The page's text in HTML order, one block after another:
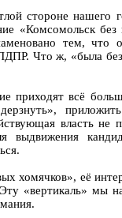
стороне нашего
«Комсомольск
тем, что
Что ж, «была
приходят всё
власть не
хомячков», её
«вертикаль» мы